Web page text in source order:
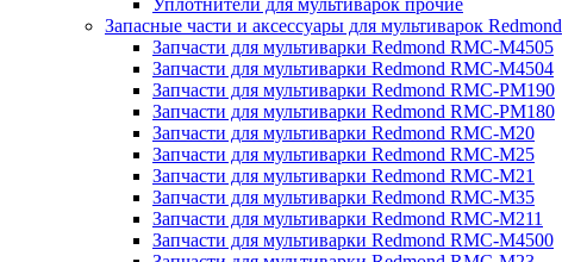
Уплотнители для мультиварок прочие
Запасные части и аксессуары для мультиварок Redmond
Запчасти для мультиварки Redmond RMC-M4505
Запчасти для мультиварки Redmond RMC-M4504
Запчасти для мультиварки Redmond RMC-PM190
Запчасти для мультиварки Redmond RMC-PM180
Запчасти для мультиварки Redmond RMC-M20
Запчасти для мультиварки Redmond RMC-M25
Запчасти для мультиварки Redmond RMC-M21
Запчасти для мультиварки Redmond RMC-M35
Запчасти для мультиварки Redmond RMC-M211
Запчасти для мультиварки Redmond RMC-M4500